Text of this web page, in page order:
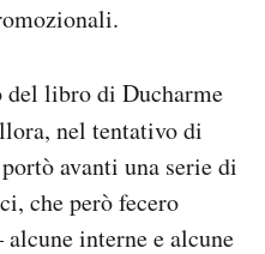
del libro di Ducharme
nel tentativo di
avanti una serie di
che però fecero
interne e alcune